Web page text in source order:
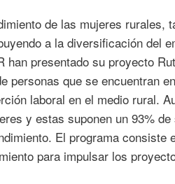
de las mujeres rurales,
a la diversificación del
han presentado su proyecto
personas que se encuentran
laboral en el medio rural.
y estas suponen un 93%
El programa consiste
para impulsar los